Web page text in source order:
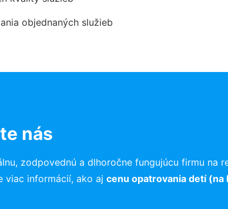
objednaných služieb
nás
zodpovednú a dlhoročne fungujúcu firmu na
viac informácií, ako aj cenu opatrovania detí (na